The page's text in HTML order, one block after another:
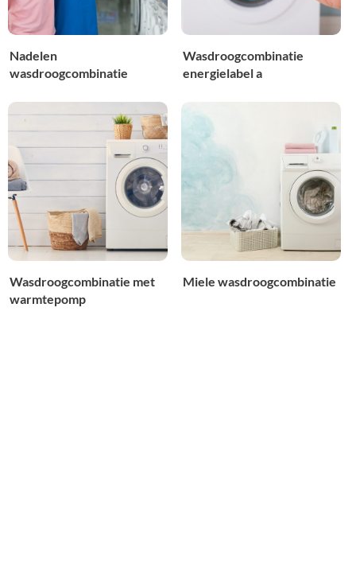
Nadelen
wasdroogcombinatie
Wasdroogcombinatie
energielabel a
Wasdroogcombinatie met
warmtepomp
Miele wasdroogcombinatie